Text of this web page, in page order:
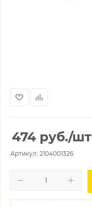
474 руб./шт
Артикул: 2104001326